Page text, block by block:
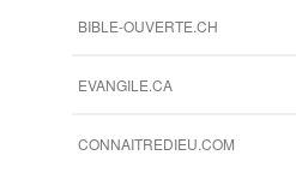
BIBLE-OUVERTE.CH
EVANGILE.CA
CONNAITREDIEU.COM